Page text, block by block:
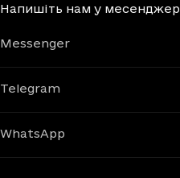
Напишіть нам у месенджер
Messenger
Telegram
WhatsApp